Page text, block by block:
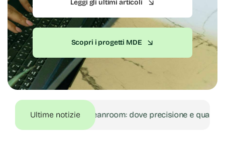
Leggi gli ultimi articoli
Scopri i progetti MDE
Ultime notizie
in Cleanroom: dove precisione e qualità si